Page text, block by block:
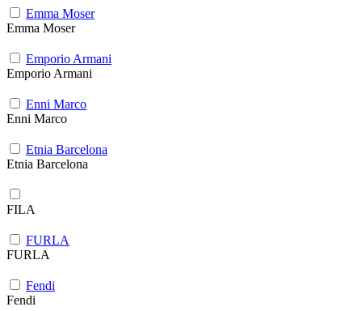
Emma Moser
Emma Moser
Emporio Armani
Emporio Armani
Enni Marco
Enni Marco
Etnia Barcelona
Etnia Barcelona
FILA
FURLA
FURLA
Fendi
Fendi